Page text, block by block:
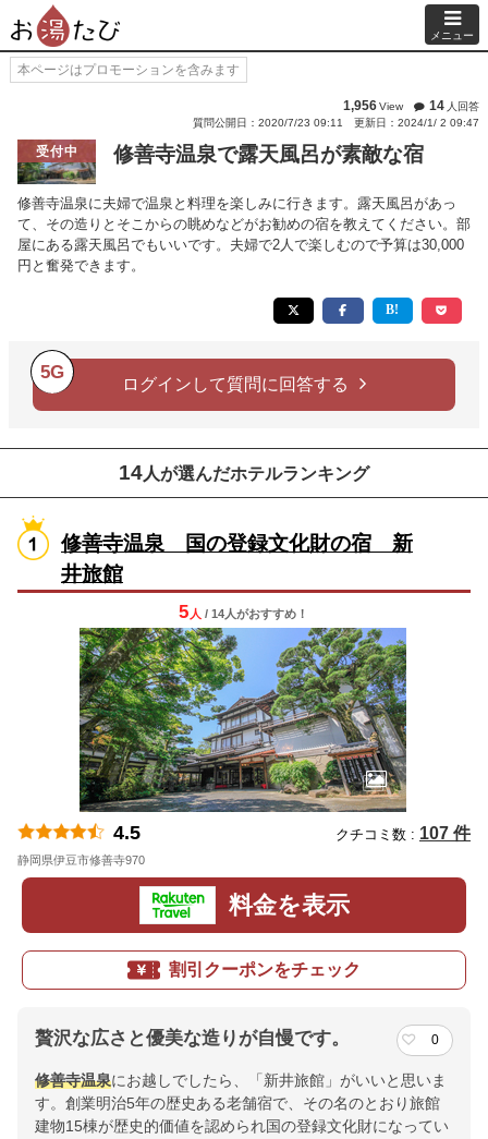
メニュー
本ページはプロモーションを含みます
1,956View 14 人回答
質問公開日：2020/7/23 09:11
更新日：2024/1/ 2 09:47
受付中 修善寺温泉で露天風呂が素敵な宿
修善寺温泉に夫婦で温泉と料理を楽しみに行きます。露天風呂があっ
て、その造りとそこからの眺めなどがお勧めの宿を教えてください。部
屋にある露天風呂でもいいです。夫婦で2人で楽しむので予算は30,000
円と奮発できます。
5G
ログインして質問に回答する
14人が選んだホテルランキング
修善寺温泉 国の登録文化財の宿 新
井旅館
5 人 / 14人がおすすめ！
4.5 クチコミ数 : 107 件
静岡県伊豆市修善寺970
料金を表示
割引クーポンをチェック
贅沢な広さと優美な造りが自慢です。 0
修善寺温泉にお越しでしたら、「新井旅館」がいいと思いま
す。創業明治5年の歴史ある老舗宿で、その名のとおり旅館
建物15棟が歴史的価値を認められ国の登録文化財になってい